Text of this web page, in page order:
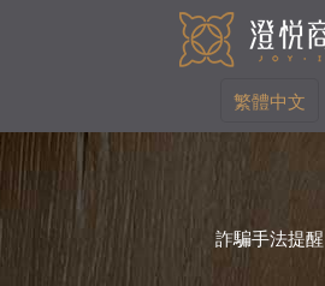
繁體中文
詐騙手法提醒